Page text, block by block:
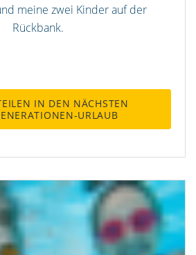
meine zwei Kinder auf der
Rückbank.
IN DEN NÄCHSTEN
URLAUB